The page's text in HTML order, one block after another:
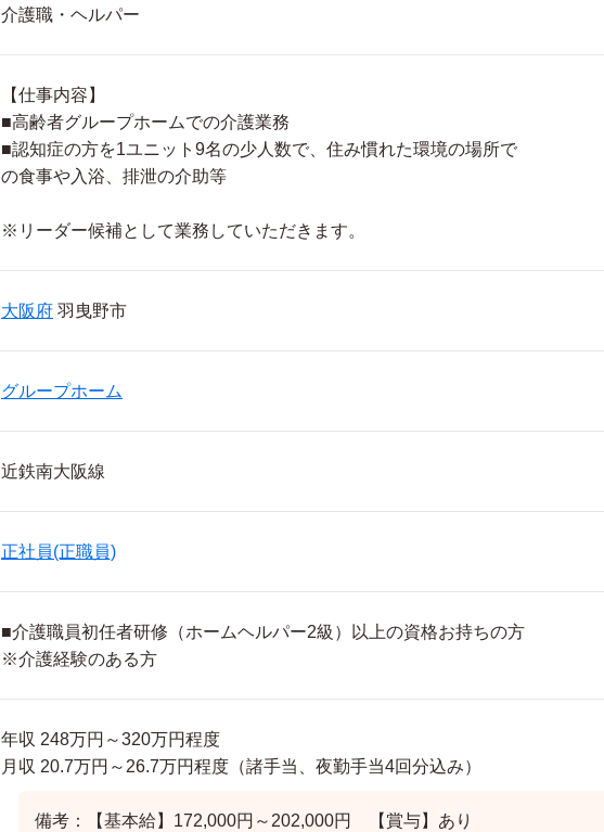
介護職・ヘルパー
【仕事内容】
■高齢者グループホームでの介護業務
■認知症の方を1ユニット9名の少人数で、住み慣れた環境の場所で
の食事や入浴、排泄の介助等
※リーダー候補として業務していただきます。
大阪府 羽曳野市
グループホーム
近鉄南大阪線
正社員(正職員)
■介護職員初任者研修（ホームヘルパー2級）以上の資格お持ちの方
※介護経験のある方
年収 248万円～320万円程度
月収 20.7万円～26.7万円程度（諸手当、夜勤手当4回分込み）
備考：【基本給】172,000円～202,000円 【賞与】あり